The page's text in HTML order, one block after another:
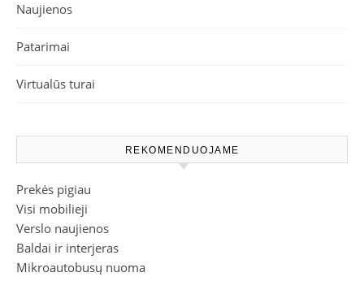
Naujienos
Patarimai
Virtualūs turai
REKOMENDUOJAME
Prekės pigiau
Visi mobilieji
Verslo naujienos
Baldai ir interjeras
Mikroautobusų nuoma